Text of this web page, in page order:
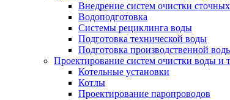
Внедрение систем очистки
Водоподготовка
Системы рециклинга воды
Подготовка технической воды
Подготовка производственной
Проектирование систем очистки воды и
Котельные установки
Котлы
Проектирование паропроводов